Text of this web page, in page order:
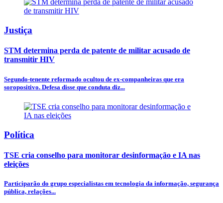
Justiça
STM determina perda de patente de militar acusado de
transmitir HIV
Segundo-tenente reformado ocultou de ex-companheiras que era
soropositivo. Defesa disse que conduta diz...
Política
TSE cria conselho para monitorar desinformação e IA nas
eleições
Participarão do grupo especialistas em tecnologia da informação, segurança
pública, relações...